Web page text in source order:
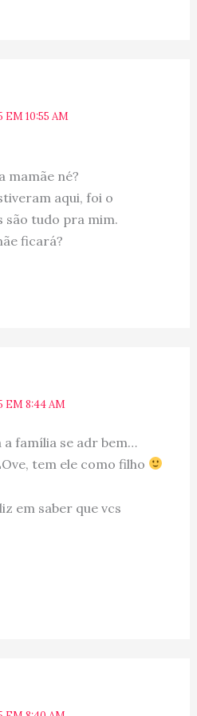
EM 10:55 AM
mamãe né?
aqui, foi o
são tudo pra mim.
ficará?
EM 8:44 AM
a família se adr bem…
tem ele como filho
em saber que vcs